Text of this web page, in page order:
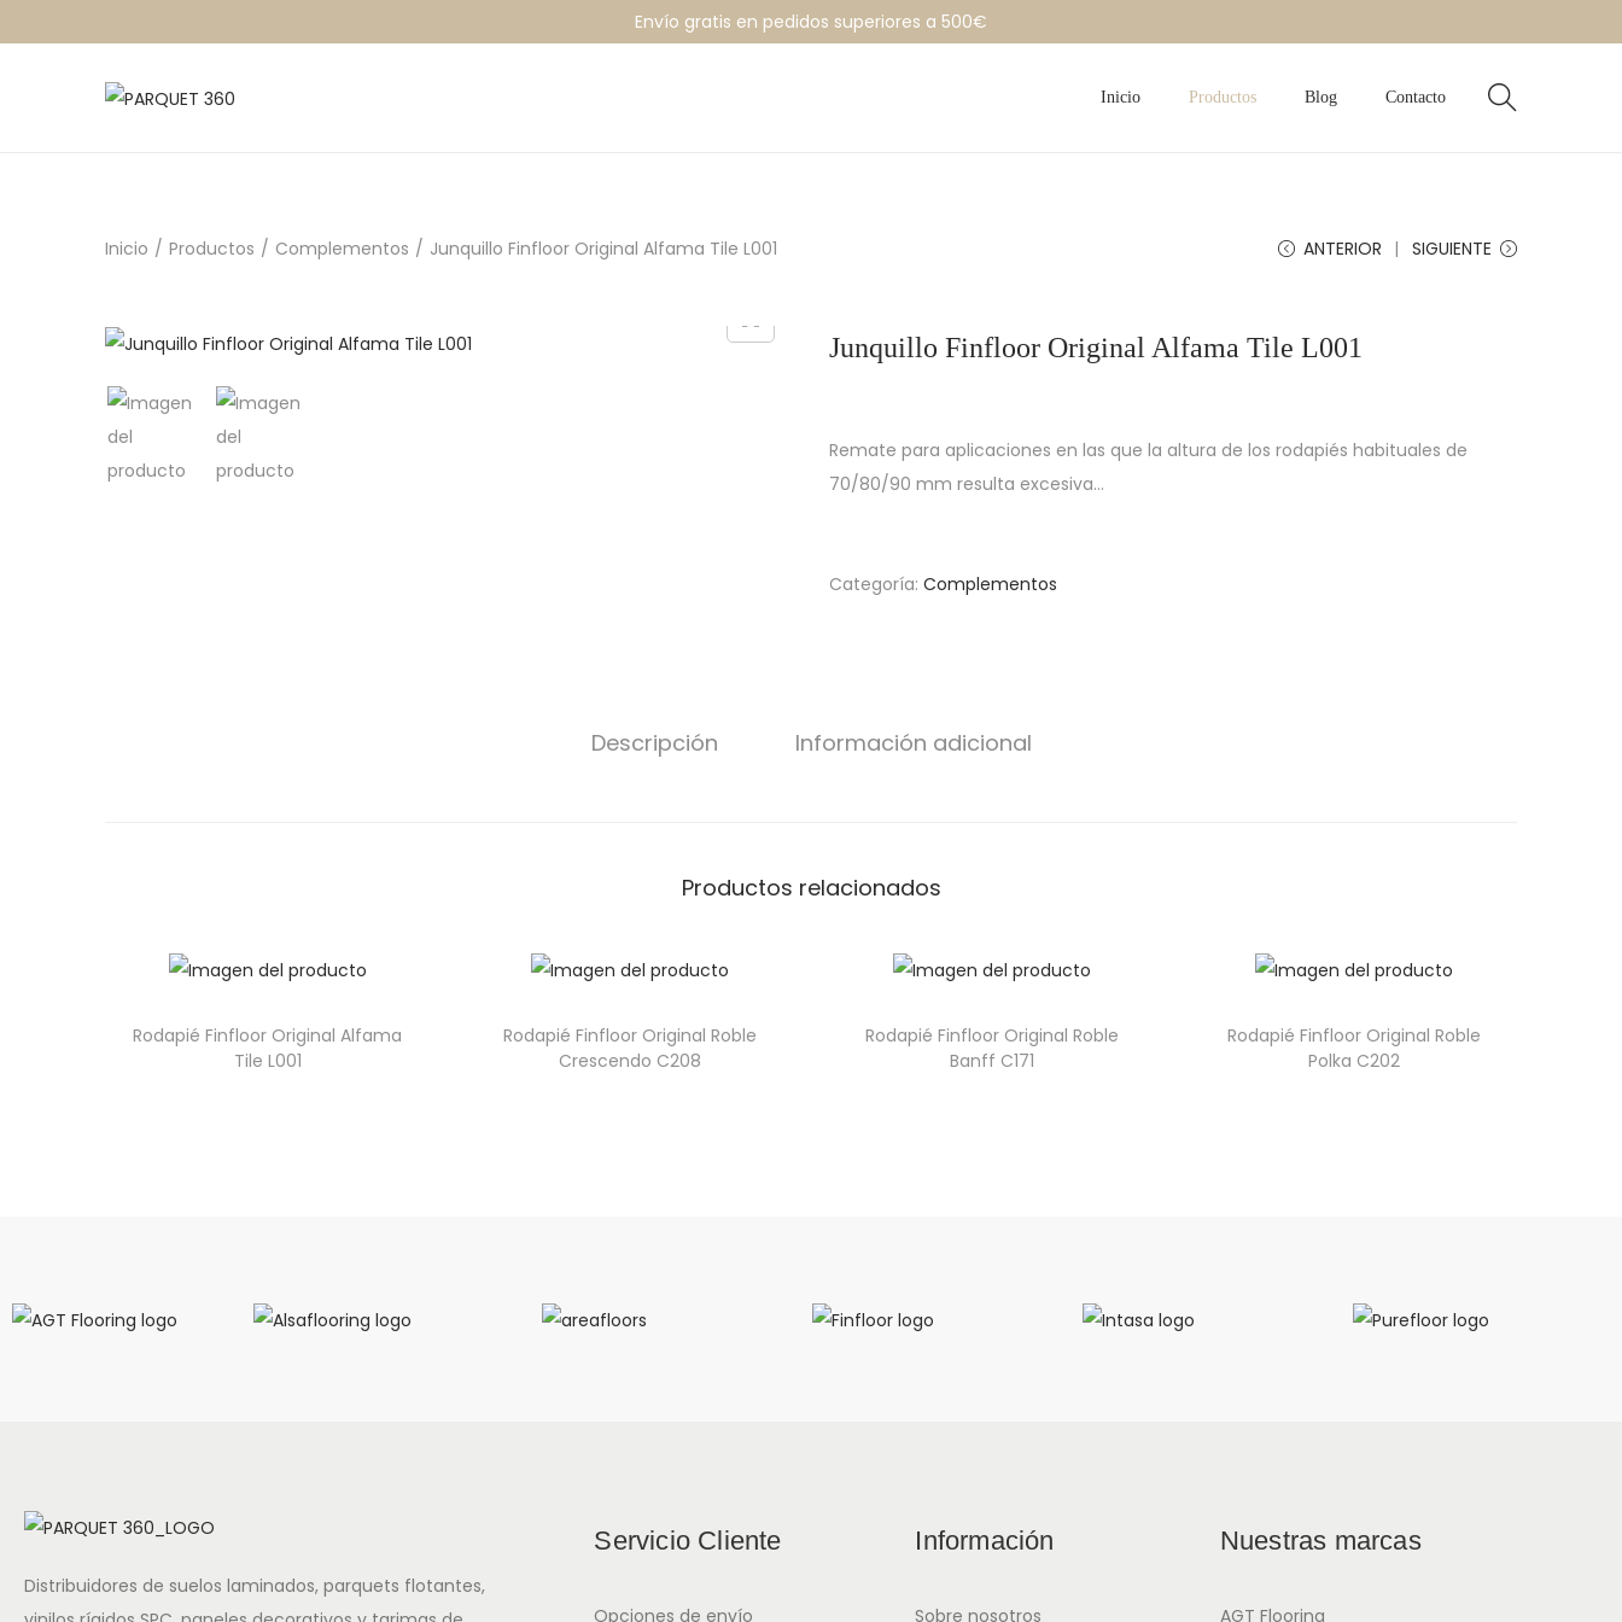
Envío gratis en pedidos superiores a 500€
Inicio Productos Blog Contacto
Inicio / Productos / Complementos / Junquillo Finfloor Original Alfama Tile L001 ANTERIOR SIGUIENTE
Junquillo Finfloor Original Alfama Tile L001
Remate para aplicaciones en las que la altura de los rodapiés habituales de
70/80/90 mm resulta excesiva…
Categoría: Complementos
Descripción Información adicional
Productos relacionados
Rodapié Finfloor Original Alfama
Tile L001
Rodapié Finfloor Original Roble
Crescendo C208
Rodapié Finfloor Original Roble
Banff C171
Rodapié Finfloor Original Roble
Polka C202
Distribuidores de suelos laminados, parquets flotantes,
Servicio Cliente
Opciones de envío
Información
Sobre nosotros
Nuestras marcas
AGT Flooring